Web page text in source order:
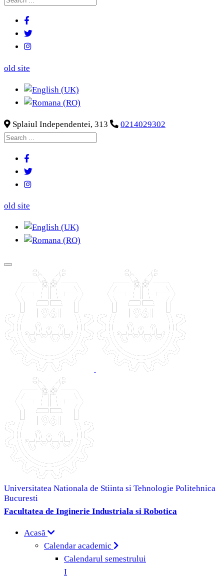
old site
Splaiul Independentei, 313 0214029302
old site
Universitatea Nationala de Stiinta si Tehnologie Politehnica
Bucuresti
Facultatea de Inginerie Industriala si Robotica
Acasă
Calendar academic
Calendarul semestrului
I